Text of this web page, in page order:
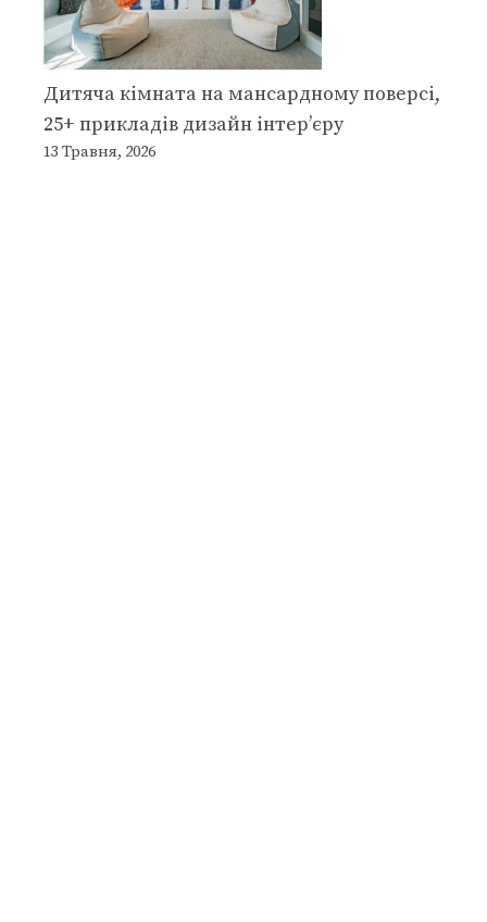
Дитяча кімната на мансардному поверсі,
25+ прикладів дизайн інтер’єру
13 Травня, 2026